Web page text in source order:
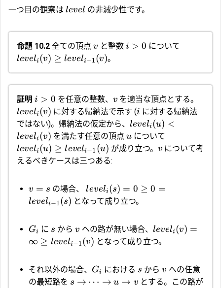
一つ目の観察は level の非減少性です。
命題 10.2 全ての頂点 v と整数 i > 0 について
leveli (v) ≥ leveli−1(v)。
証明 i > 0 を任意の整数、 v を適当な頂点とする。
leveli (v) に対する帰納法で示す (i に対する帰納法
ではない)。帰納法の仮定から、 leveli (u) <
leveli (v) を満たす任意の頂点u について
leveli (u) ≥ leveli−1 (u) が成り立つ。 v について考
えるべきケースは三つある:
v = s の場合、leveli (s) = 0 ≥ 0 =
leveli−1(s) となって成り立つ。
Gi に s から v への路が無い場合、 leveli (v) =
∞ ≥ leveli−1(v) となって成り立つ。
それ以外の場合、 Gi における s から v への任意
の最短路を s → ⋯ → u → v とする。この路が